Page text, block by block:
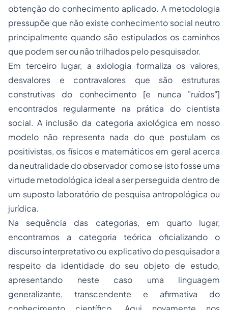
obtenção do conhecimento aplicado. A metodologia
pressupõe que não existe conhecimento social neutro
principalmente quando são estipulados os caminhos
que podem ser ou não trilhados pelo pesquisador.
Em terceiro lugar, a axiologia formaliza os valores,
desvalores e contravalores que são estruturas
construtivas do conhecimento [e nunca "ruídos"]
encontrados regularmente na prática do cientista
social. A inclusão da categoria axiológica em nosso
modelo não representa nada do que postulam os
positivistas, os físicos e matemáticos em geral acerca
da neutralidade do observador como se isto fosse uma
virtude metodológica ideal a ser perseguida dentro de
um suposto laboratório de pesquisa antropológica ou
jurídica.
Na sequência das categorias, em quarto lugar,
encontramos a categoriateórica oficializando o
discurso interpretativo ou explicativo do pesquisador a
respeito da identidade do seu objeto de estudo,
apresentando neste caso uma linguagem
generalizante, transcendente e afirmativa do